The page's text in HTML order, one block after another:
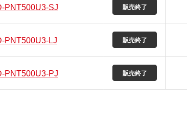
PNT500U3-SJ
PNT500U3-LJ
PNT500U3-PJ